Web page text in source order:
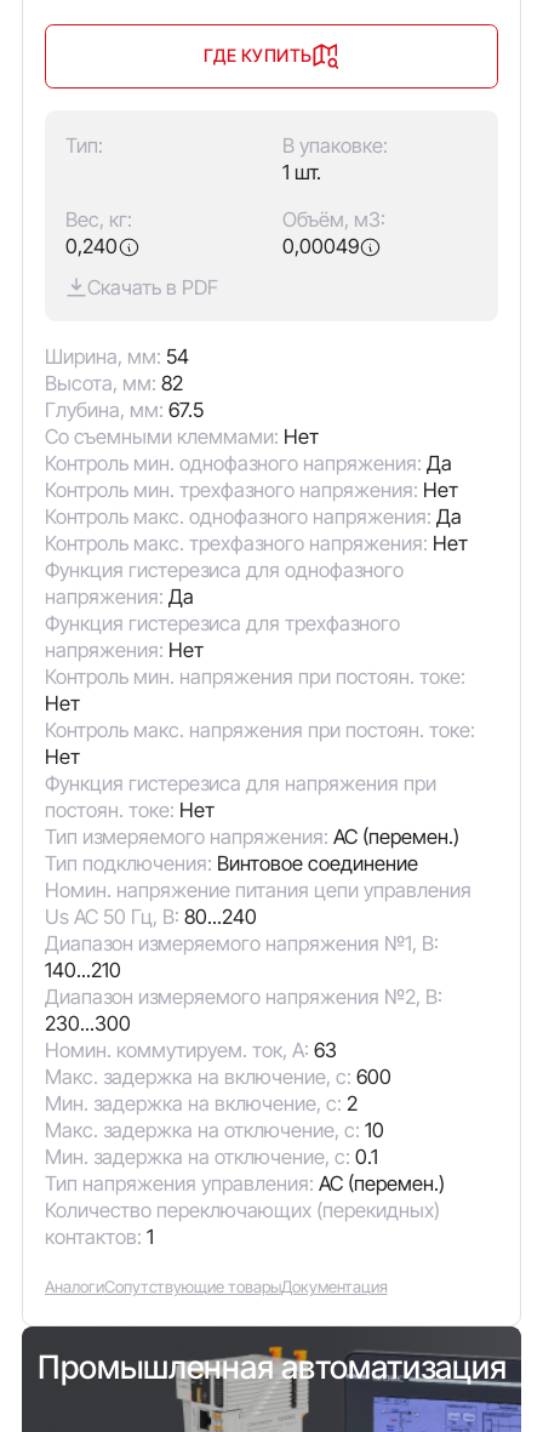
ГДЕ КУПИТЬ
Тип:
В упаковке:
1 шт.
Вес, кг:
0,240
Объём, м3:
0,00049
Скачать в PDF
Ширина, мм: 54
Высота, мм: 82
Глубина, мм: 67.5
Со съемными клеммами: Нет
Контроль мин. однофазного напряжения: Да
Контроль мин. трехфазного напряжения: Нет
Контроль макс. однофазного напряжения: Да
Контроль макс. трехфазного напряжения: Нет
Функция гистерезиса для однофазного
напряжения: Да
Функция гистерезиса для трехфазного
напряжения: Нет
Контроль мин. напряжения при постоян. токе:
Нет
Контроль макс. напряжения при постоян. токе:
Нет
Функция гистерезиса для напряжения при
постоян. токе: Нет
Тип измеряемого напряжения: AC (перемен.)
Тип подключения: Винтовое соединение
Номин. напряжение питания цепи управления
Us AC 50 Гц, В: 80...240
Диапазон измеряемого напряжения №1, В:
140...210
Диапазон измеряемого напряжения №2, В:
230...300
Номин. коммутируем. ток, А: 63
Макс. задержка на включение, с: 600
Мин. задержка на включение, с: 2
Макс. задержка на отключение, с: 10
Мин. задержка на отключение, с: 0.1
Тип напряжения управления: AC (перемен.)
Количество переключающих (перекидных)
контактов: 1
АналогиСопутствующие товарыДокументация
Промышленная автоматизация